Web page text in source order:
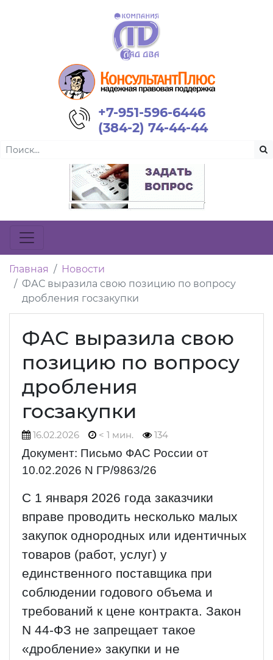
+7-951-596-6446
(384-2) 74-44-44
Главная
Новости
ФАС выразила свою позицию по вопросу
дробления госзакупки
ФАС выразила свою
позицию по вопросу
дробления
госзакупки
16.02.2026 < 1 мин. 134
Документ: Письмо ФАС России от
10.02.2026 N ГР/9863/26
С 1 января 2026 года заказчики
вправе проводить несколько малых
закупок однородных или идентичных
товаров (работ, услуг) у
единственного поставщика при
соблюдении годового объема и
требований к цене контракта. Закон
N 44-ФЗ не запрещает такое
«дробление» закупки и не